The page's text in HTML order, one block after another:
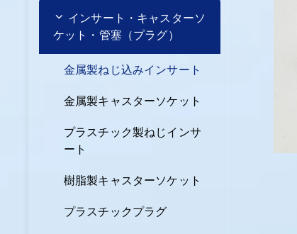
インサート・キャスターソ
ケット・管塞（プラグ）
金属製ねじ込みインサート
金属製キャスターソケット
プラスチック製ねじインサ
ート
樹脂製キャスターソケット
プラスチックプラグ